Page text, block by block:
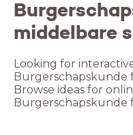
middelbare
Looking for
Burgerschapskunde
Browse ideas for
Burgerschapskunde